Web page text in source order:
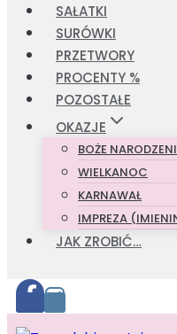
SAŁATKI
SURÓWKI
PRZETWORY
PROCENTY %
POZOSTAŁE
OKAZJE
BOŻE
WIELKANOC
KARNAWAŁ
IMPREZA
JAK ZROBIĆ…